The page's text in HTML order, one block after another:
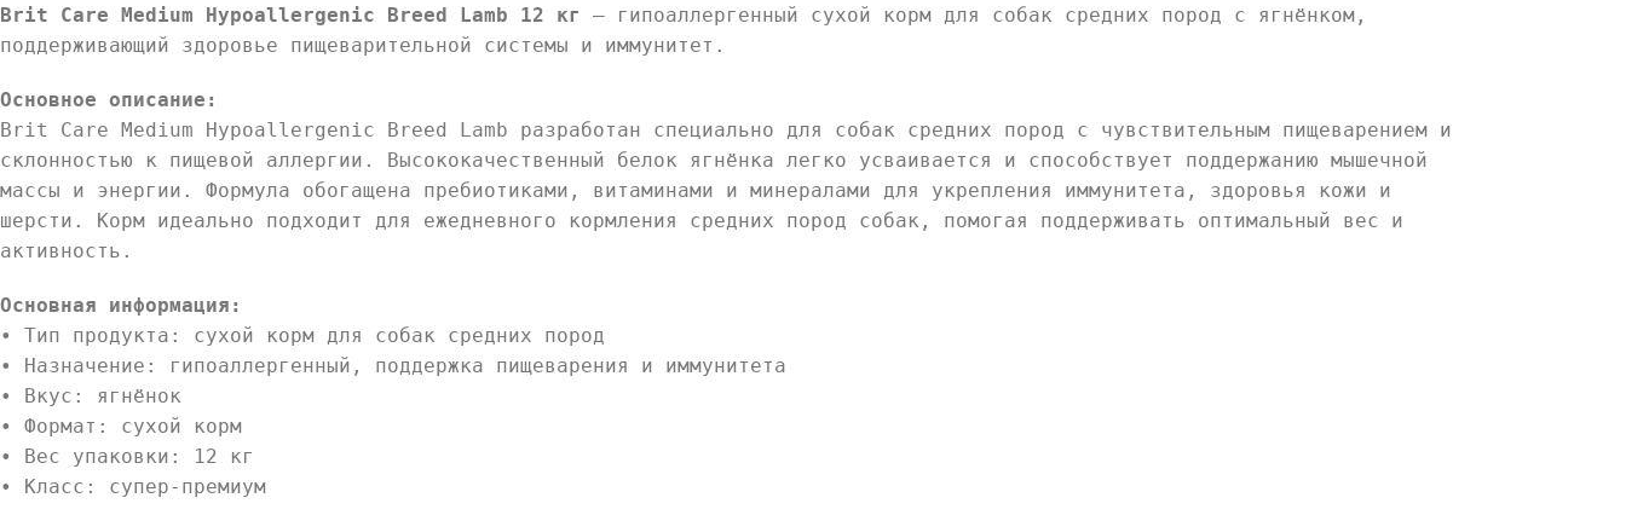
Brit Care Medium Hypoallergenic Breed Lamb 12 кг
— гипоаллергенный сухой корм для собак средних пород с ягнёнком,
поддерживающий здоровье пищеварительной системы и иммунитет.
Основное описание:
Brit Care Medium Hypoallergenic Breed Lamb разработан специально для собак средних пород с чувствительным пищеварением и
склонностью к пищевой аллергии. Высококачественный белок ягнёнка легко усваивается и способствует поддержанию мышечной
массы и энергии. Формула обогащена пребиотиками, витаминами и минералами для укрепления иммунитета, здоровья кожи и
шерсти. Корм идеально подходит для ежедневного кормления средних пород собак, помогая поддерживать оптимальный вес и
активность.
Основная информация:
• Тип продукта: сухой корм для собак средних пород
• Назначение: гипоаллергенный, поддержка пищеварения и иммунитета
• Вкус: ягнёнок
• Формат: сухой корм
• Вес упаковки: 12 кг
• Класс: супер-премиум